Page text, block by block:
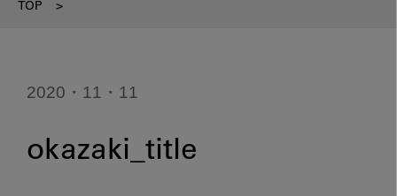
TOP >
2020・11・11
okazaki_title